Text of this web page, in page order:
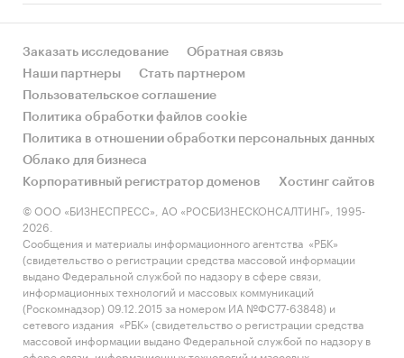
за счет реального спроса или за счет
динамикой других регионов?
• Какое место регион занимает в России и в
своем федеральном округе по объему продаж
и по продажам на душу населения?
• К какому сегменту можно отнести рынок по
размеру и темпом роста (малый/крупный, с
опережающей динамикой/с отстающей
динамикой) в стратегической перспективе и в
текущей ситуации? Меняются ли позиции
региона с течением времени?
• Насколько рынок насыщен и какой у региона
потенциал роста, если сравнить его с
регионами со схожими доходами, со схожей
Заказать исследование
Обратная связь
Наши партнеры
Стать партнером
Пользовательское соглашение
Политика обработки файлов cookie
Политика в отношении обработки персональных данных
Облако для бизнеса
Корпоративный регистратор доменов
Хостинг сайтов
© ООО «БИЗНЕСПРЕСС», АО «РОСБИЗНЕСКОНСАЛТИНГ», 1995-
2026.
Сообщения и материалы информационного агентства «РБК»
(свидетельство о регистрации средства массовой информации
выдано Федеральной службой по надзору в сфере связи,
информационных технологий и массовых коммуникаций
(Роскомнадзор) 09.12.2015 за номером ИА №ФС77-63848) и
сетевого издания «РБК» (свидетельство о регистрации средства
массовой информации выдано Федеральной службой по надзору в